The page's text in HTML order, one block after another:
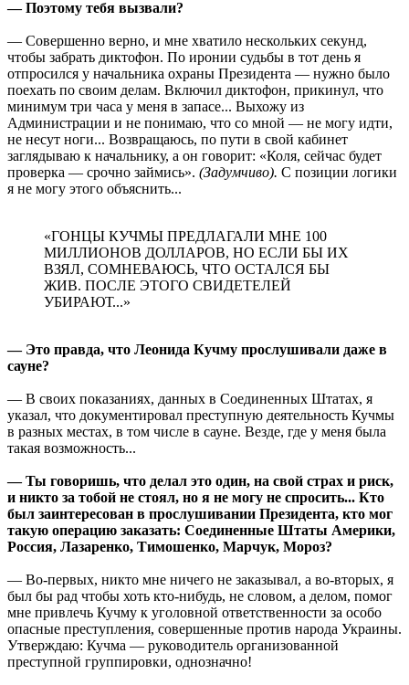
— Поэтому тебя вызвали?
— Совершенно верно, и мне хватило нескольких секунд,
чтобы забрать диктофон. По иронии судьбы в тот день я
отпросился у начальника охраны Президента — нужно было
поехать по своим делам. Включил диктофон, прикинул, что
минимум три часа у меня в запасе... Выхожу из
Администрации и не понимаю, что со мной — не могу идти,
не несут ноги... Возвращаюсь, по пути в свой кабинет
заглядываю к начальнику, а он говорит: «Коля, сейчас будет
проверка — срочно займись». (Задумчиво). С позиции логики
я не могу этого объяснить...
«ГОНЦЫ КУЧМЫ ПРЕДЛАГАЛИ МНЕ 100
МИЛЛИОНОВ ДОЛЛАРОВ, НО ЕСЛИ БЫ ИХ
ВЗЯЛ, СОМНЕВАЮСЬ, ЧТО ОСТАЛСЯ БЫ
ЖИВ. ПОСЛЕ ЭТОГО СВИДЕТЕЛЕЙ
УБИРАЮТ...»
— Это правда, что Леонида Кучму прослушивали даже в
сауне?
— В своих показаниях, данных в Соединенных Штатах, я
указал, что документировал преступную деятельность Кучмы
в разных местах, в том числе в сауне. Везде, где у меня была
такая возможность...
— Ты говоришь, что делал это один, на свой страх и риск,
и никто за тобой не стоял, но я не могу не спросить... Кто
был заинтересован в прослушивании Президента, кто мог
такую операцию заказать: Соединенные Штаты Америки,
Россия, Лазаренко, Тимошенко, Марчук, Мороз?
— Во-первых, никто мне ничего не заказывал, а во-вторых, я
был бы рад чтобы хоть кто-нибудь, не словом, а делом, помог
мне привлечь Кучму к уголовной ответственности за особо
опасные преступления, совершенные против народа Украины.
Утверждаю: Кучма — руководитель организованной
преступной группировки, однозначно!